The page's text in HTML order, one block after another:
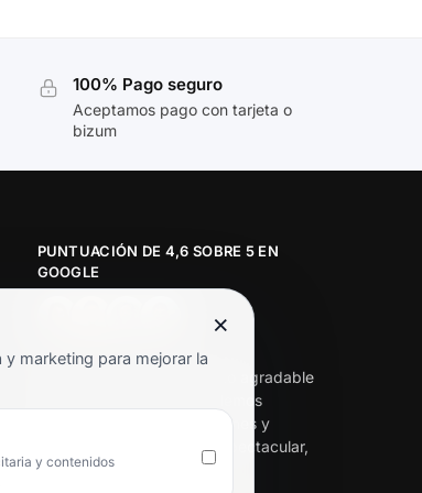
100% Pago seguro
Aceptamos pago con tarjeta o
bizum
PUNTUACIÓN DE 4,6 SOBRE 5 EN
GOOGLE
★★★★★
«Servicio de calidad y trato agradable
con precios excelentes. Hemos
comprado en varias ocasiones y
siempre dan respuesta. Espectacular,
servicio de 10.»
×
marketing para mejorar la
y contenidos